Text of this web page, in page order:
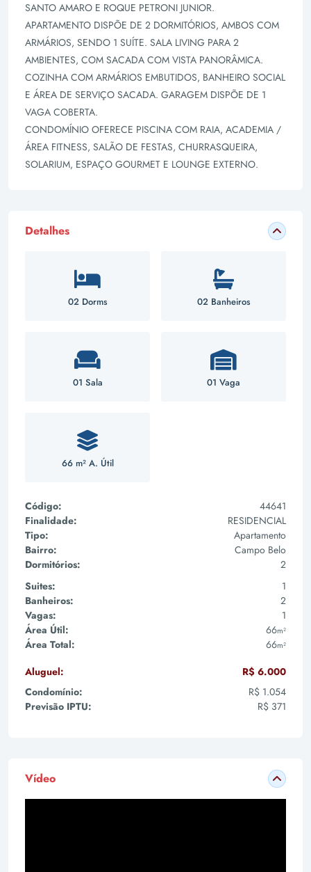
SANTO AMARO E ROQUE PETRONI JUNIOR.
APARTAMENTO DISPÕE DE 2 DORMITÓRIOS, AMBOS COM
ARMÁRIOS, SENDO 1 SUÍTE. SALA LIVING PARA 2
AMBIENTES, COM SACADA COM VISTA PANORÂMICA.
COZINHA COM ARMÁRIOS EMBUTIDOS, BANHEIRO SOCIAL
E ÁREA DE SERVIÇO SACADA. GARAGEM DISPÕE DE 1
VAGA COBERTA.
CONDOMÍNIO OFERECE PISCINA COM RAIA, ACADEMIA /
ÁREA FITNESS, SALÃO DE FESTAS, CHURRASQUEIRA,
SOLARIUM, ESPAÇO GOURMET E LOUNGE EXTERNO.
Detalhes
02 Dorms 02 Banheiros
01 Sala 01 Vaga
66 m² A. Útil
Código:
44641
Finalidade:
RESIDENCIAL
Tipo:
Apartamento
Bairro:
Campo Belo
Dormitórios:
2
Suites:
1
Banheiros:
2
Vagas:
1
Área Útil:
66m²
Área Total: 66m²
Aluguel:
R$ 6.000
Condomínio:
R$ 1.054
Previsão IPTU:
R$ 371
Vídeo